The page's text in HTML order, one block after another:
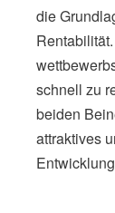
die
schnell zu
beiden
attraktives